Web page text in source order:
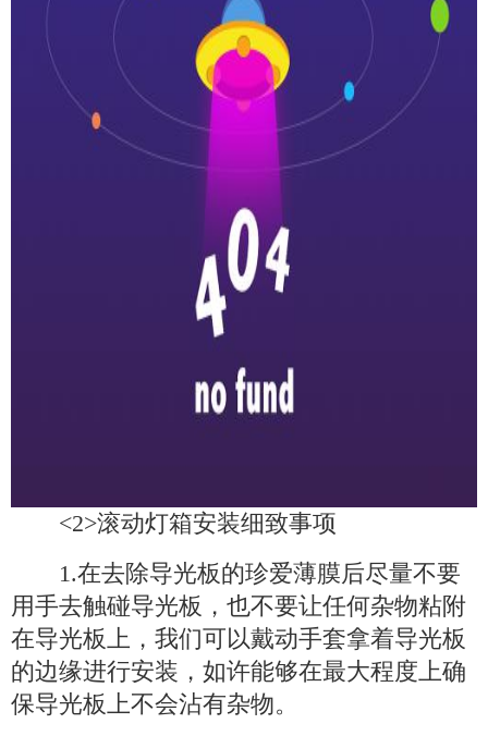
<2>滚动灯箱安装细致事项
1.在去除导光板的珍爱薄膜后尽量不要
用手去触碰导光板，也不要让任何杂物粘附
在导光板上，我们可以戴动手套拿着导光板
的边缘进行安装，如许能够在最大程度上确
保导光板上不会沾有杂物。